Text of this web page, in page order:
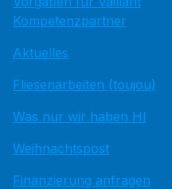
Kompetenzpartner
Aktuelles
Fliesenarbeiten (toujou)
Was nur wir haben HI
Weihnachtspost
Finanzierung anfragen